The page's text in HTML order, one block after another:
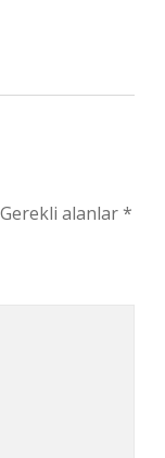
Gerekli alanlar*